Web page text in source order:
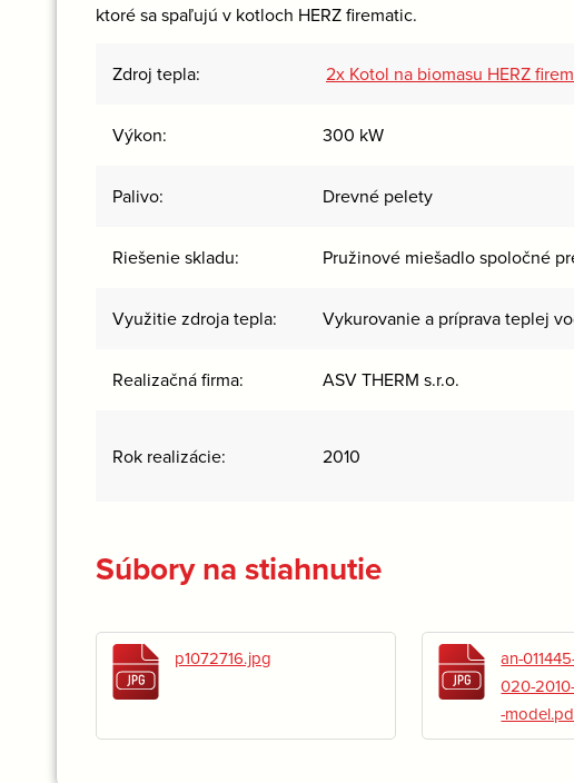
ktoré sa spaľujú v kotloch HERZ firematic.
Zdroj tepla: 2x Kotol na biomasu HERZ
Výkon: 300 kW
Palivo: Drevné pelety
Riešenie skladu: Pružinové miešadlo spoločné
Využitie zdroja tepla: Vykurovanie a príprava teplej
Realizačná firma: ASV THERM s.r.o.
Rok realizácie: 2010
Súbory na stiahnutie
p1072716.jpg
an-
020-
-